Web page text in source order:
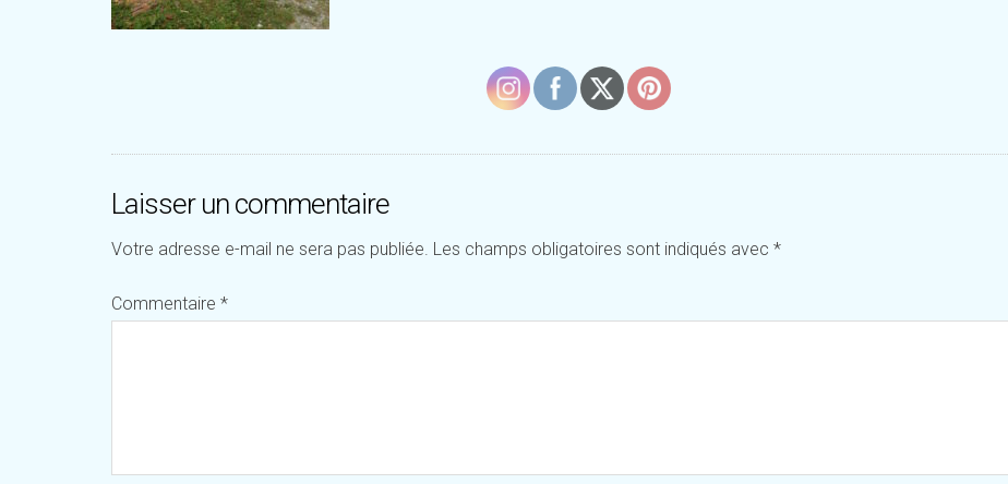
Laisser un commentaire
Votre adresse e-mail ne sera pas publiée. Les champs obligatoires sont indiqués avec *
Commentaire *